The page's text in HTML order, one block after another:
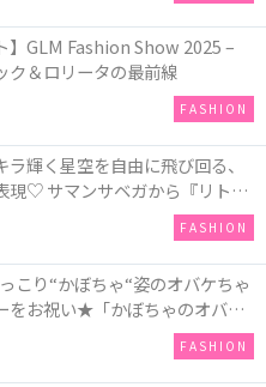
】GLM Fashion Show 2025 –
ク＆ロリータの最前線
FASHION
輝く星空を自由に飛び回る、
現♡ サマンサベガから『リトル
周年アニバーサリーイヤー』を
FASHION
こり“かぼちゃ“姿のオバケちゃ
をお祝い★「かぼちゃのオバケ
が新発売！Q-pot CAFE.では
ーキプレート」も登場
FASHION